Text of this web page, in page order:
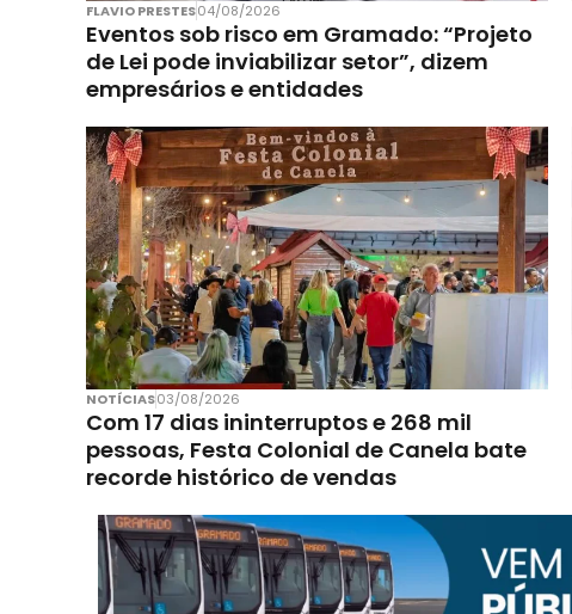
FLAVIO PRESTES04/08/2026
Eventos sob risco em Gramado: “Projeto
de Lei pode inviabilizar setor”, dizem
empresários e entidades
NOTÍCIAS03/08/2026
Com 17 dias ininterruptos e 268 mil
pessoas, Festa Colonial de Canela bate
recorde histórico de vendas